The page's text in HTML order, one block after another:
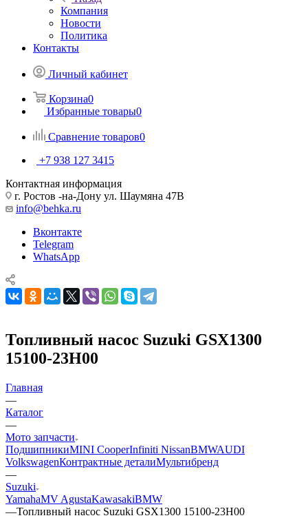
Компания
Новости
Политика
Контакты
Личный кабинет
Корзина0
Избранные товары0
Сравнение товаров0
+7 938 127 3415
Контактная информация
г. Ростов -на-Дону ул. Шаумяна 47В
info@behka.ru
Вконтакте
Telegram
WhatsApp
Топливный насос Suzuki GSX1300
15100-23H00
Главная
—
Каталог
—
Мото запчасти
ПодшипникиMINI CooperInfiniti NissanBMWAUDI
VolkswagenКонтрактные деталиМультибренд
—
Suzuki
YamahaMV AgustaKawasakiBMW
—Топливный насос Suzuki GSX1300 15100-23H00